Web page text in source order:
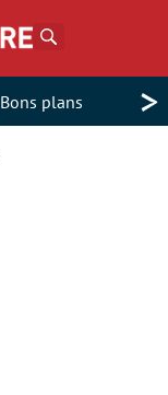
Bons plans >